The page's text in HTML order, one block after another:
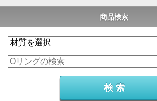
商品検索